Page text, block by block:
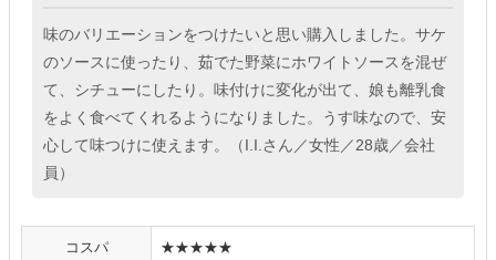
味のバリエーションをつけたいと思い購入しました。サケ
のソースに使ったり、茹でた野菜にホワイトソースを混ぜ
て、シチューにしたり。味付けに変化が出て、娘も離乳食
をよく食べてくれるようになりました。うす味なので、安
心して味つけに使えます。（I.I.さん／女性／28歳／会社
員）
コスパ ★★★★★